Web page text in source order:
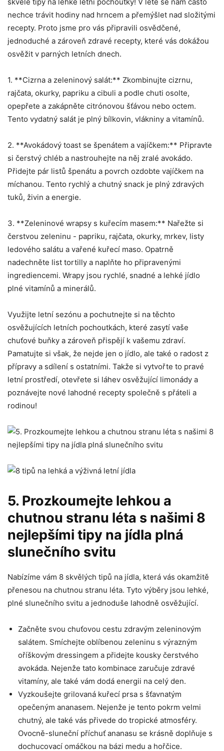
nechce⁢ trávit hodiny ⁢nad⁢ hrncem a přemýšlet nad složitými⁢
recepty. Proto ⁢jsme pro vás připravili‌ osvědčené,
jednoduché a zároveň‌ zdravé recepty, ⁢které vás dokážou
⁤osvěžit v parných letních dnech.
1. **Cizrna a zeleninový salát:** Zkombinujte cizrnu,
rajčata, okurky, papriku a cibuli a podle chuti osolte,​
opepřete a zakápněte citrónovou šťávou⁢ nebo octem.
Tento vydatný salát je plný⁤ bílkovin, vlákniny a vitamínů.
2. ⁤**Avokádový toast se špenátem a ⁣vajíčkem:** Připravte‍
si čerstvý chléb a ​nastrouhejte ​na něj zralé avokádo.
Přidejte‍ pár listů špenátu a povrch ozdobte vajíčkem ‌na
míchanou. Tento rychlý ‌a⁣ chutný snack je plný zdravých
tuků, živin a energie.
3. **Zeleninové wrapsy s⁤ kuřecím masem:** Nařežte si
čerstvou zeleninu ‌- papriku, rajčata, okurky, mrkev, listy
ledového salátu a vařené kuřecí maso. ‌Opatrně
nadechněte list tortilly a‌ naplňte ho připravenými⁣
ingrediencemi. ‍Wrapy‍ jsou rychlé, snadné a lehké jídlo
plné vitamínů a minerálů.
Využijte letní ​sezónu a pochutnejte si ⁢na těchto
osvěžujících letních pochoutkách, ​které zasytí‌ vaše
chuťové buňky a zároveň přispějí k⁢ vašemu zdraví.
Pamatujte​ si‍ však, že‍ nejde jen o jídlo, ale také‌ o​ radost z
přípravy a sdílení s ostatními. Takže⁣ si​ vytvořte ⁣to ⁤pravé
letní prostředí, otevřete si láhev osvěžující limonády a
poznávejte nové lahodné recepty společně s přáteli a
rodinou!
5. Prozkoumejte lehkou​ a
chutnou ⁤stranu​ léta s našimi 8
nejlepšími tipy na jídla plná
slunečního svitu
Nabízíme vám 8 skvělých tipů na⁤ jídla, která vás okamžitě
přenesou na chutnou ‌stranu léta. Tyto výběry jsou lehké,
plné slunečního svitu a jednoduše lahodně osvěžující.
Začněte svou chuťovou cestu zdravým zeleninovým
salátem. Smíchejte oblíbenou ‍zeleninu s výrazným
‍oříškovým dressingem a přidejte kousky čerstvého
avokáda. Nejenže tato⁤ kombinace zaručuje ⁢zdravé
vitamíny, ale také ‌vám dodá energii na celý den.
Vyzkoušejte grilovaná kuřecí prsa s šťavnatým
‌opečeným ananasem. Nejenže je⁣ tento pokrm velmi
chutný, ale také⁣ vás přivede ‌do tropické atmosféry.
Ovocně-sluneční příchuť ananasu se krásně doplňuje s
dochucovací omáčkou na bázi medu a hořčice.